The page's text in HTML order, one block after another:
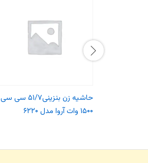
حاشیه زن بنزینی۵۱/۷ سی سی
۱۵۰۰ وات آروا مدل ۶۲۲۰